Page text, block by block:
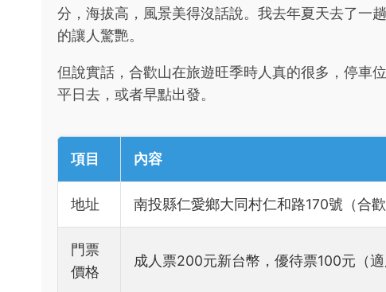
分，海拔高，風景美得沒話說。我去年夏天去了一
的讓人驚艷。
但說實話，合歡山在旅遊旺季時人真的很多，停車
平日去，或者早點出發。
項目 內容
地址 南投縣仁愛鄉大同村仁和路170號（合歡
門票
價格
成人票200元新台幣，優待票100元（